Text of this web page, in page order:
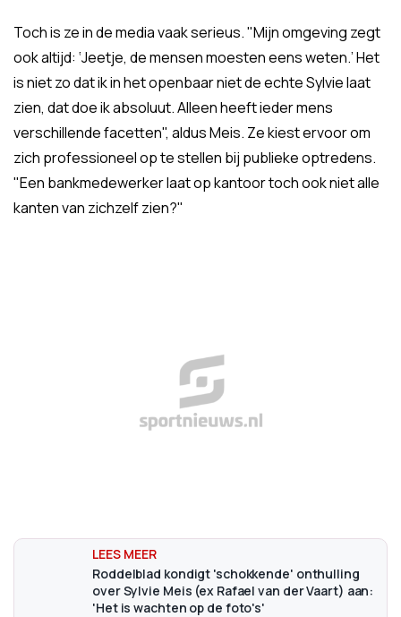
Toch is ze in de media vaak serieus. "Mijn omgeving zegt
ook altijd: ‘Jeetje, de mensen moesten eens weten.’ Het
is niet zo dat ik in het openbaar niet de echte Sylvie laat
zien, dat doe ik absoluut. Alleen heeft ieder mens
verschillende facetten", aldus Meis. Ze kiest ervoor om
zich professioneel op te stellen bij publieke optredens.
"Een bankmedewerker laat op kantoor toch ook niet alle
kanten van zichzelf zien?"
Roddelblad kondigt 'schokkende' onthulling
over Sylvie Meis (ex Rafael van der Vaart) aan:
'Het is wachten op de foto's'